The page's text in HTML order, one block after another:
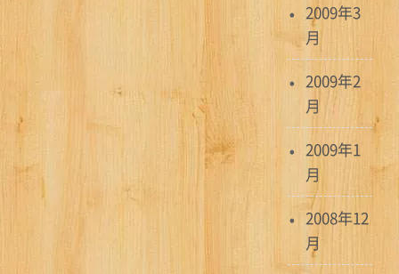
2009年3
月
2009年2
月
2009年1
月
2008年12
月